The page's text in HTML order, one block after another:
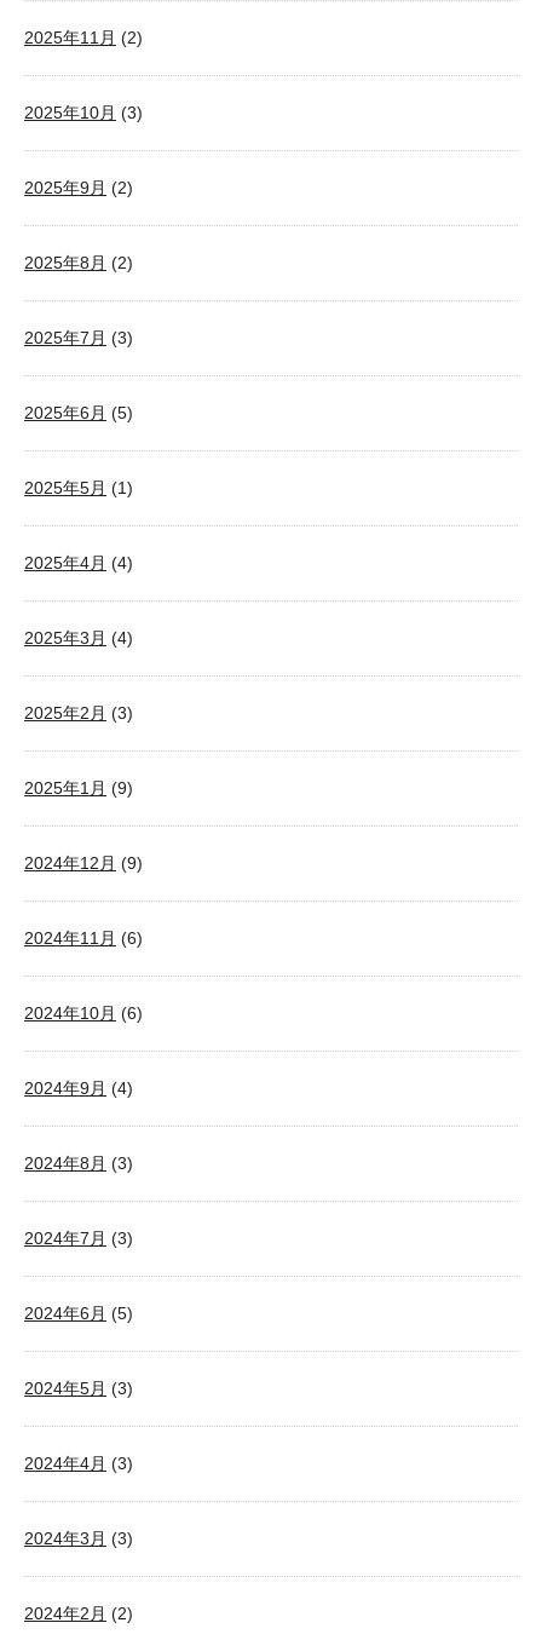
2025年11月 (2)
2025年10月 (3)
2025年9月 (2)
2025年8月 (2)
2025年7月 (3)
2025年6月 (5)
2025年5月 (1)
2025年4月 (4)
2025年3月 (4)
2025年2月 (3)
2025年1月 (9)
2024年12月 (9)
2024年11月 (6)
2024年10月 (6)
2024年9月 (4)
2024年8月 (3)
2024年7月 (3)
2024年6月 (5)
2024年5月 (3)
2024年4月 (3)
2024年3月 (3)
2024年2月 (2)